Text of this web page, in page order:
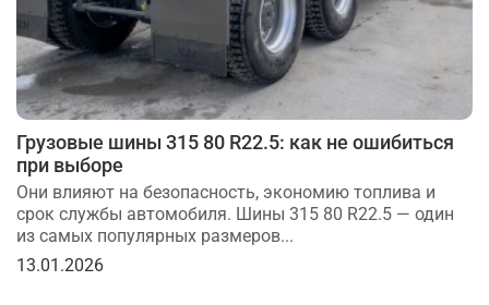
Грузовые шины 315 80 R22.5: как не ошибиться
при выборе
Они влияют на безопасность, экономию топлива и
срок службы автомобиля. Шины 315 80 R22.5 — один
из самых популярных размеров...
13.01.2026